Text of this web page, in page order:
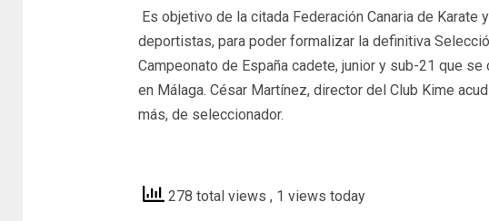
Es objetivo de la citada Federación Canaria de Karate
deportistas, para poder formalizar la definitiva
Campeonato de España cadete, junior y sub-21 que
en Málaga. César Martínez, director del Club Kime
más, de seleccionador.
278 total views , 1 views today